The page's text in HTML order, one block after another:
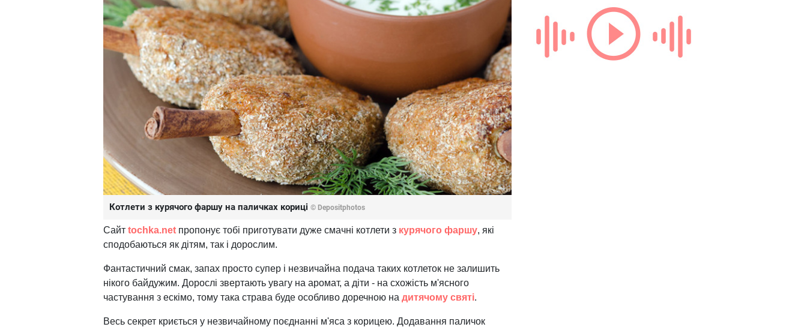
Котлети з курячого фаршу на паличках кориці © Depositphotos
Сайт tochka.net пропонує тобі приготувати дуже смачні котлети з курячого фаршу, які
сподобаються як дітям, так і дорослим.
Фантастичний смак, запах просто супер і незвичайна подача таких котлеток не залишить
нікого байдужим. Дорослі звертають увагу на аромат, а діти - на схожість м'ясного
частування з ескімо, тому така страва буде особливо доречною на дитячому святі.
Весь секрет криється у незвичайному поєднанні м'яса з корицею. Додавання паличок